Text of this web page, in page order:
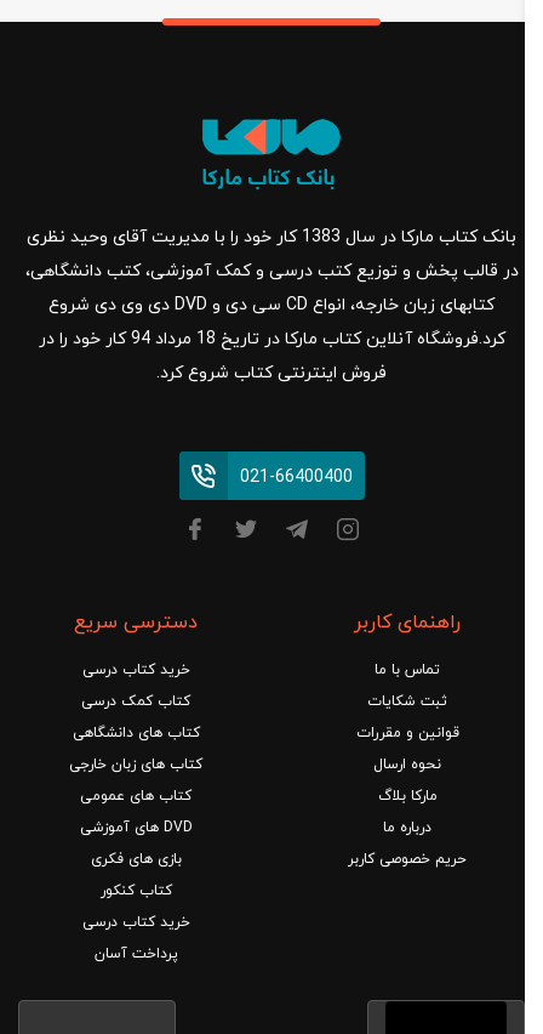
بانک کتاب مارکا در سال 1383 کار خود را با مدیریت آقای وحید نظری
در قالب پخش و توزیع کتب درسی و کمک آموزشی، کتب دانشگاهی،
کتابهای زبان خارجه، انواع CD سی دی و DVD دی وی دی شروع
کرد.فروشگاه آنلاین کتاب مارکا در تاریخ 18 مرداد 94 کار خود را در
فروش اینترنتی کتاب شروع کرد.
021-66400400
راهنمای کاربر
تماس با ما
ثبت شکایات
قوانین و مقررات
نحوه ارسال
مارکا بلاگ
درباره ما
حریم خصوصی کاربر
دسترسی سریع
خرید کتاب درسی
کتاب کمک درسی
کتاب های دانشگاهی
کتاب های زبان خارجی
کتاب های عمومی
DVD های آموزشی
بازی های فکری
کتاب کنکور
خرید کتاب درسی
پرداخت آسان